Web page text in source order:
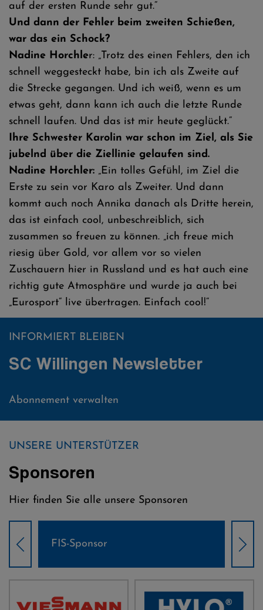
auf der ersten Runde sehr gut.“
Und dann der Fehler beim zweiten Schießen,
war das ein Schock?
Nadine Horchler: „Trotz des einen Fehlers, den ich
schnell weggesteckt habe, bin ich als Zweite auf
die Strecke gegangen. Und ich weiß, wenn es um
etwas geht, dann kann ich auch die letzte Runde
schnell laufen. Und das ist mir heute geglückt.“
Ihre Schwester Karolin war schon im Ziel, als Sie
jubelnd über die Ziellinie gelaufen sind.
Nadine Horchler: „Ein tolles Gefühl, im Ziel die
Erste zu sein vor Karo als Zweiter. Und dann
kommt auch noch Annika danach als Dritte herein,
das ist einfach cool, unbeschreiblich, sich
zusammen so freuen zu können. „ich freue mich
riesig über Gold, vor allem vor so vielen
Zuschauern hier in Russland und es hat auch eine
richtig gute Atmosphäre und wurde ja auch bei
„Eurosport“ live übertragen. Einfach cool!“
INFORMIERT BLEIBEN
SC Willingen Newsletter
Abonnement verwalten
UNSERE UNTERSTÜTZER
Sponsoren
Hier finden Sie alle unsere Sponsoren
Sponsor Weltcup-